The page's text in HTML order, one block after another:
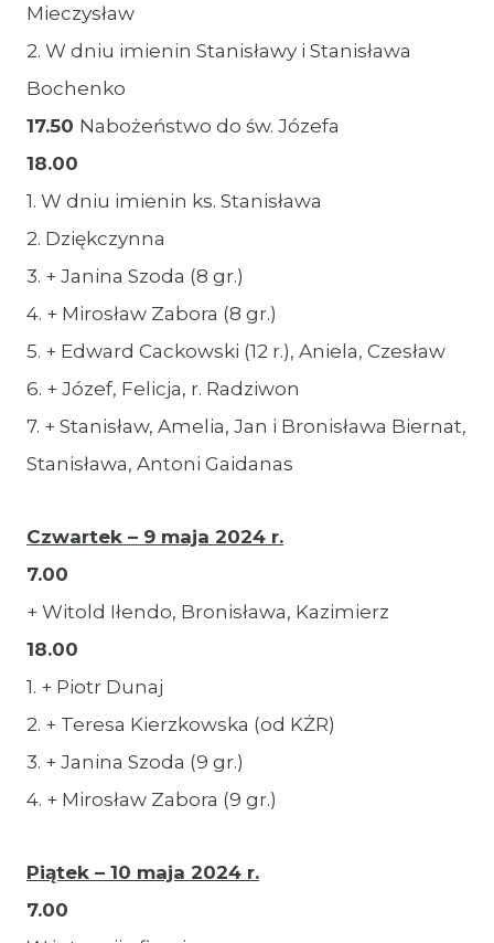
Mieczysław
2. W dniu imienin Stanisławy i Stanisława
Bochenko
17.50 Nabożeństwo do św. Józefa
18.00
1. W dniu imienin ks. Stanisława
2. Dziękczynna
3. + Janina Szoda (8 gr.)
4. + Mirosław Zabora (8 gr.)
5. + Edward Cackowski (12 r.), Aniela, Czesław
6. + Józef, Felicja, r. Radziwon
7. + Stanisław, Amelia, Jan i Bronisława Biernat,
Stanisława, Antoni Gaidanas
Czwartek – 9 maja 2024 r.
7.00
+ Witold Iłendo, Bronisława, Kazimierz
18.00
1. + Piotr Dunaj
2. + Teresa Kierzkowska (od KŻR)
3. + Janina Szoda (9 gr.)
4. + Mirosław Zabora (9 gr.)
Piątek – 10 maja 2024 r.
7.00